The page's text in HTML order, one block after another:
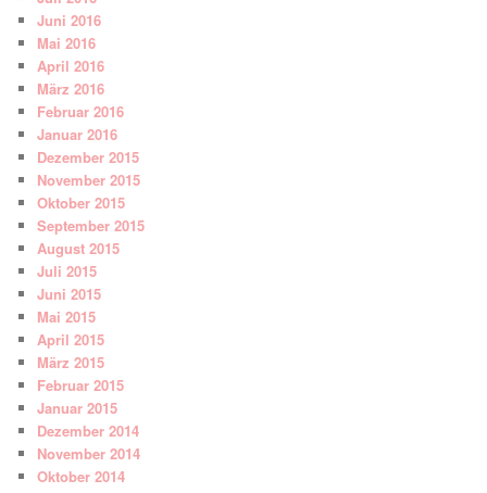
Juni 2016
Mai 2016
April 2016
März 2016
Februar 2016
Januar 2016
Dezember 2015
November 2015
Oktober 2015
September 2015
August 2015
Juli 2015
Juni 2015
Mai 2015
April 2015
März 2015
Februar 2015
Januar 2015
Dezember 2014
November 2014
Oktober 2014